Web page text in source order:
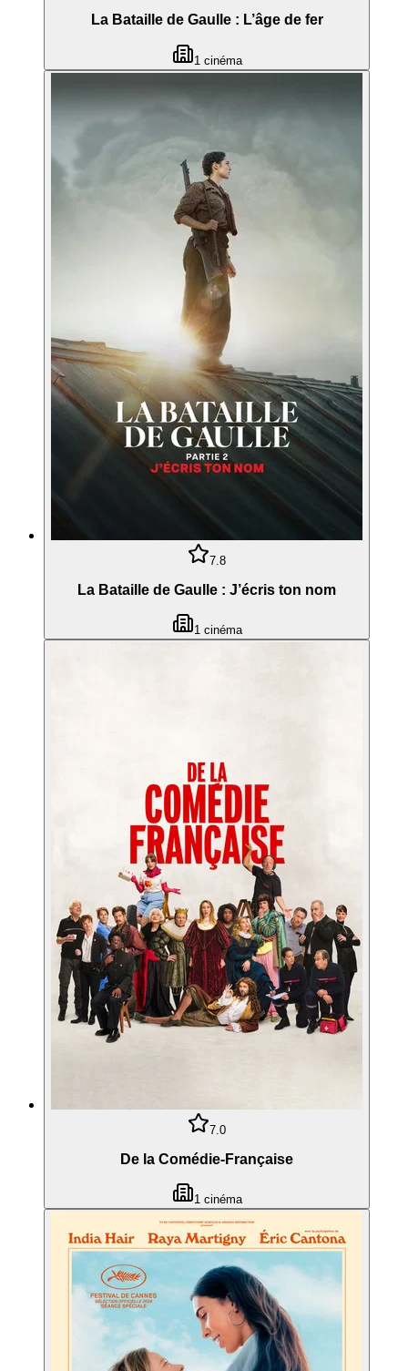
La Bataille de Gaulle : L’âge de fer
1 cinéma
7.8
La Bataille de Gaulle : J’écris ton nom
1cinéma
7.0
De la Comédie-Française
1cinéma